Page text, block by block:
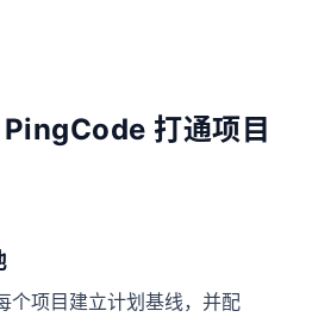
打通项目
个项目建立计划基线，并配